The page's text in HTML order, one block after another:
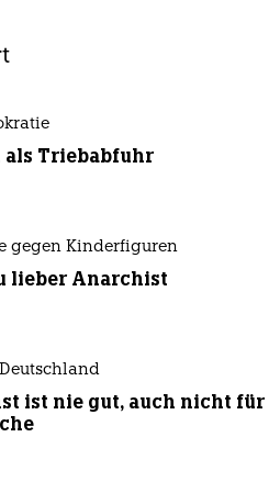
als Triebabfuhr
gegen Kinderfiguren
lieber Anarchist
ist nie gut, auch nicht für